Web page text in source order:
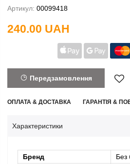
Артикул: 00099418
240.00 UAH
Передзамовлення
ОПЛАТА & ДОСТАВКА ГАРАНТІЯ &
Характеристики
Бренд
Без